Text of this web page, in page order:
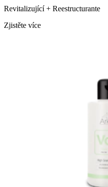
Revitalizující + Reestructurante
Zjistěte více